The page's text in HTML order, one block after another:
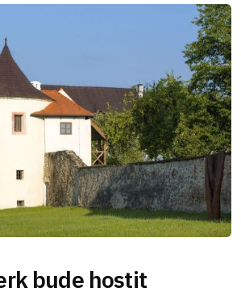
bude hostit